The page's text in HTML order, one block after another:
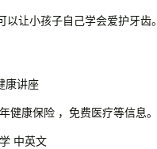
以让小孩子自己学会爱护牙齿
康讲座
健康保险 ，免费医疗等信息。
中英文